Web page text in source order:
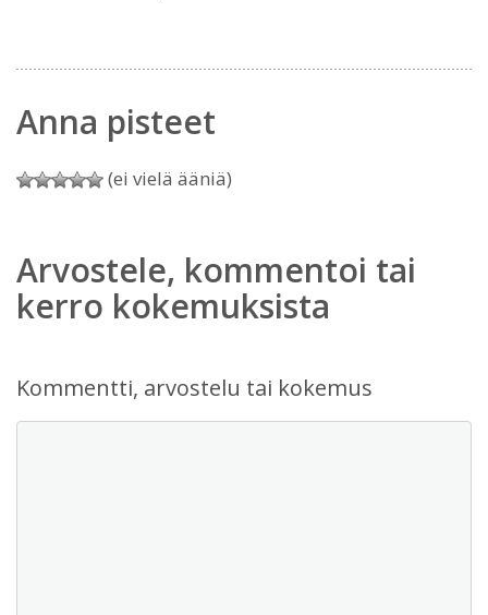
Anna pisteet
(ei vielä ääniä)
Arvostele, kommentoi tai
kerro kokemuksista
Kommentti, arvostelu tai kokemus